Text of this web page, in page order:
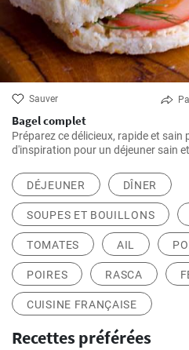
Sauver
Bagel complet
Préparez ce délicieux, rapide et
d'inspiration pour un déjeuner sain
DÉJEUNER DÎNER
SOUPES ET BOUILLONS
TOMATES AIL
POIRES RASCA
CUISINE FRANÇAISE
Recettes préférées